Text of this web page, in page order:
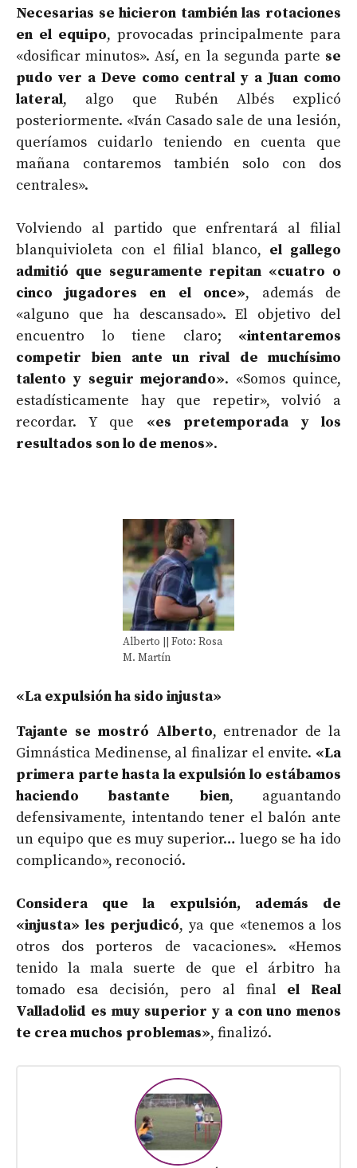
Necesarias se hicieron también las rotaciones
en el equipo, provocadas principalmente para
«dosificar minutos». Así, en la segunda parte se
pudo ver a Deve como central y a Juan como
lateral, algo que Rubén Albés explicó
posteriormente. «Iván Casado sale de una lesión,
queríamos cuidarlo teniendo en cuenta que
mañana contaremos también solo con dos
centrales».
Volviendo al partido que enfrentará al filial
blanquivioleta con el filial blanco, el gallego
admitió que seguramente repitan «cuatro o
cinco jugadores en el once», además de
«alguno que ha descansado». El objetivo del
encuentro lo tiene claro; «intentaremos
competir bien ante un rival de muchísimo
talento y seguir mejorando». «Somos quince,
estadísticamente hay que repetir», volvió a
recordar. Y que «es pretemporada y los
resultados son lo de menos».
Alberto || Foto: Rosa
M. Martín
«La expulsión ha sido injusta»
Tajante se mostró Alberto, entrenador de la
Gimnástica Medinense, al finalizar el envite. «La
primera parte hasta la expulsión lo estábamos
haciendo bastante bien, aguantando
defensivamente, intentando tener el balón ante
un equipo que es muy superior… luego se ha ido
complicando», reconoció.
Considera que
la expulsión, además de
«injusta» les perjudicó, ya que «tenemos a los
otros dos porteros de vacaciones». «Hemos
tenido la mala suerte de que el árbitro ha
tomado esa decisión, pero al final el Real
Valladolid es muy superior y a con uno menos
te crea muchos problemas», finalizó.